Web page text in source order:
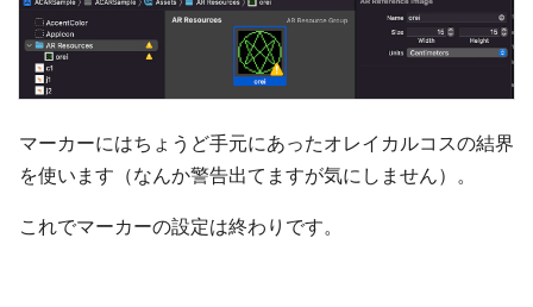
マーカーにはちょうど手元にあったオレイカルコスの結界
を使います（なんか警告出てますが気にしません）。
これでマーカーの設定は終わりです。